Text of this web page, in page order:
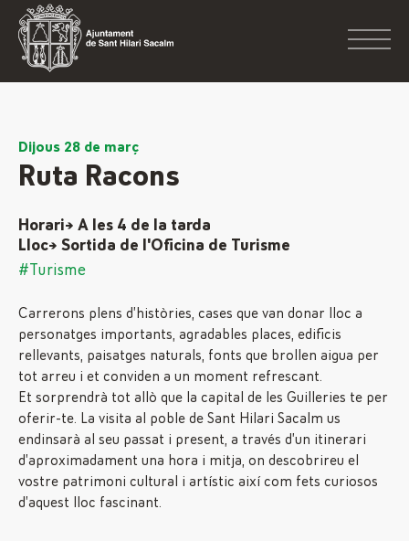
Dijous 28 de març
Ruta Racons
Horari→ A les 4 de la tarda
Lloc→ Sortida de l'Oficina de Turisme
#Turisme
Carrerons plens d’històries, cases que van donar lloc a
personatges importants, agradables places, edificis
rellevants, paisatges naturals, fonts que brollen aigua per
tot arreu i et conviden a un moment refrescant.
Et sorprendrà tot allò que la capital de les Guilleries te per
oferir-te. La visita al poble de Sant Hilari Sacalm us
endinsarà al seu passat i present, a través d’un itinerari
d’aproximadament una hora i mitja, on descobrireu el
vostre patrimoni cultural i artístic així com fets curiosos
d’aquest lloc fascinant.